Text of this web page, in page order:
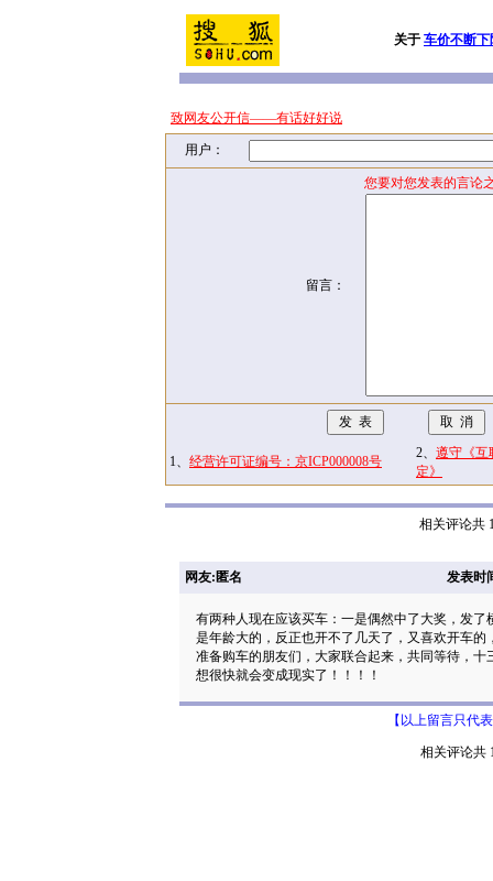
关于 车价不断
致网友公开信——有话好好说
用户：
留言：
您要对您发表的言论
1、 经营许可证编号：京ICP000008号
2、 遵守《互
定》
相关评论共
网友:匿名 发表时
有两种人现在应该买车：一是偶然中了大奖，发
是年龄大的，反正也开不了几天了，又喜欢开车
准备购车的朋友们，大家联合起来，共同等待，
想很快就会变成现实了！！！！
【以上留言只代
相关评论共